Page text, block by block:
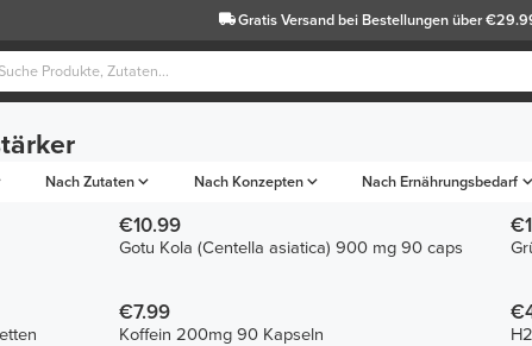
Gratis Versandbei Bestellungen über
Nach Zutaten Nach Konzepten Nach Ernährungsbedarf
€10.99
Gotu Kola (Centella asiatica) 900 mg 90 caps
€7.99
Koffein 200mg 90 Kapseln